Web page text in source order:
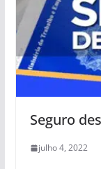
Seguro
julho 4, 2022